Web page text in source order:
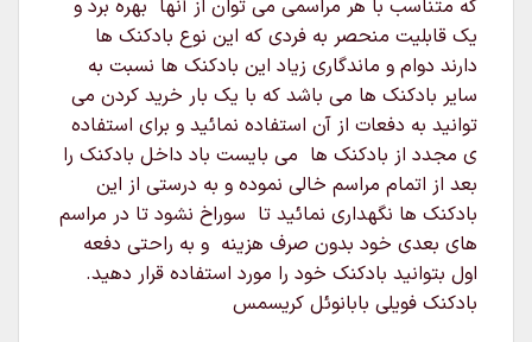
که متناسب با هر مراسمی می توان از آنها بهره برد و
یک قابلیت منحصر به فردی که این نوع بادکنک ها
دارند دوام و ماندگاری زیاد این بادکنک ها نسبت به
سایر بادکنک ها می باشد که با یک بار خرید کردن می
توانید به دفعات از آن استفاده نمائید و برای استفاده
ی مجدد از بادکنک ها می بایست باد داخل بادکنک را
بعد از اتمام مراسم خالی نموده و به درستی از این
بادکنک ها نگهداری نمائید تا سوراخ نشود تا در مراسم
های بعدی خود بدون صرف هزینه و به راحتی دفعه
اول بتوانید بادکنک خود را مورد استفاده قرار دهید.
بادکنک فویلی بابانوئل کریسمس